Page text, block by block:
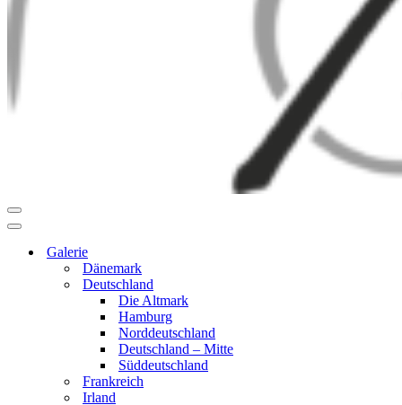
Navigationsmenü
Navigationsmenü
Galerie
Dänemark
Deutschland
Die Altmark
Hamburg
Norddeutschland
Deutschland – Mitte
Süddeutschland
Frankreich
Irland